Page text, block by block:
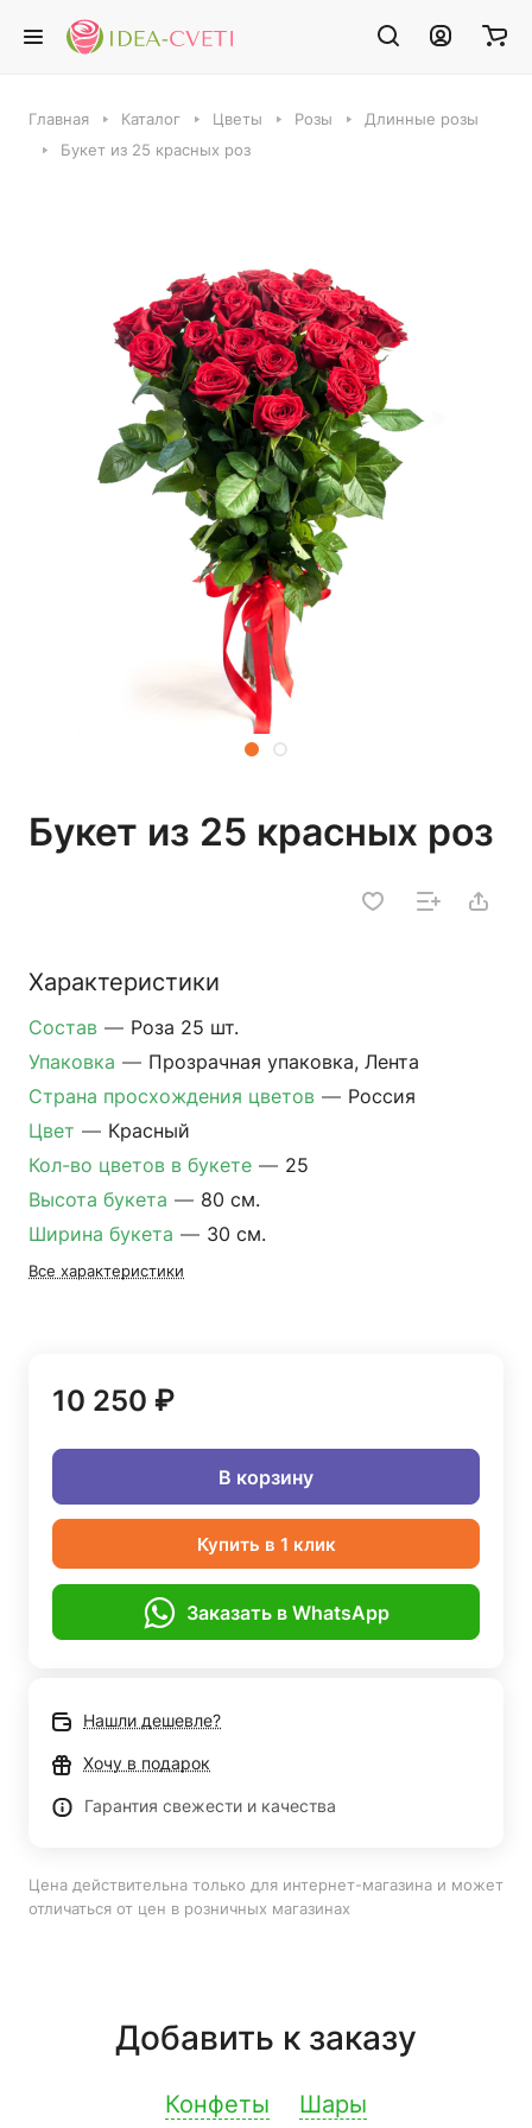
Главная Каталог Цветы Розы
Длинные розы
Букет из 25 красных роз
Букет из 25 красных роз
Характеристики
Состав — Роза 25 шт.
Упаковка — Прозрачная упаковка, Лента
Страна просхождения цветов — Россия
Цвет — Красный
Кол-во цветов в букете — 25
Высота букета — 80 см.
Ширина букета — 30 см.
Все характеристики
10 250 ₽
В корзину
Купить в 1 клик
Заказать в WhatsApp
Нашли дешевле?
Хочу в подарок
Гарантия свежести и качества
Цена действительна только для интернет-магазина и может
отличаться от цен в розничных магазинах
Добавить к заказу
Конфеты Шары